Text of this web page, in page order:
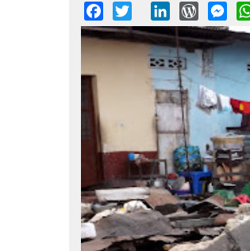
Facebook
Twitter LinkedIn